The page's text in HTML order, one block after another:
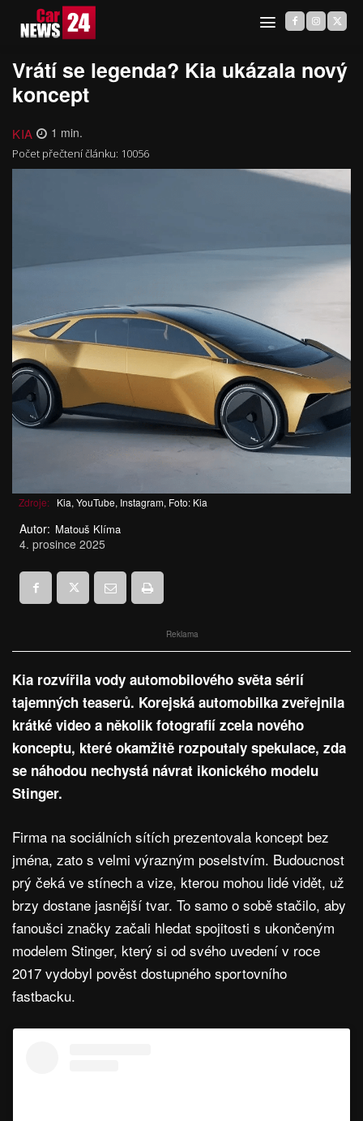
Vrátí se legenda? Kia ukázala nový
koncept
KIA 1 min.
Počet přečtení článku: 10056
Zdroje: Kia, YouTube, Instagram, Foto: Kia
Autor: Matouš Klíma
4. prosince 2025
Reklama
Kia rozvířila vody automobilového světa sérií
tajemných teaserů. Korejská automobilka zveřejnila
krátké video a několik fotografií zcela nového
konceptu, které okamžitě rozpoutaly spekulace, zda
se náhodou nechystá návrat ikonického modelu
Stinger.
Firma na sociálních sítích prezentovala koncept bez
jména, zato s velmi výrazným poselstvím. Budoucnost
prý čeká ve stínech a vize, kterou mohou lidé vidět, už
brzy dostane jasnější tvar. To samo o sobě stačilo, aby
fanoušci značky začali hledat spojitosti s ukončeným
modelem Stinger, který si od svého uvedení v roce
2017 vydobyl pověst dostupného sportovního
fastbacku.